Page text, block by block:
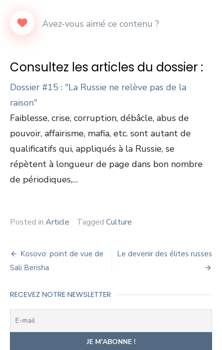
Consultez les articles du dossier :
Dossier #15 : "La Russie ne relève pas de la
raison"
Faiblesse, crise, corruption, débâcle, abus de
pouvoir, affairisme, mafia, etc. sont autant de
qualificatifs qui, appliqués à la Russie, se
répètent à longueur de page dans bon nombre
de périodiques,…
Posted in Article Tagged Culture
Navigation
de
l’article
Kosovo: point de vue de
Sali Berisha
Le devenir des élites russes
RECEVEZ NOTRE NEWSLETTER